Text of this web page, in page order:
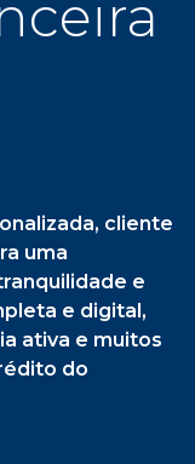
cliente
uma
e
e digital,
ativa e muitos